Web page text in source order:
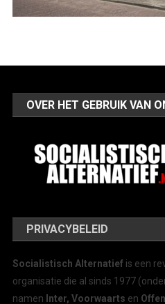
OVER HET GEBRUIK VAN
PRIVACYBELEID
Socialistisch Alternatief is een
organisatie die al sinds 1977
namen Inter, Voorwaarts en